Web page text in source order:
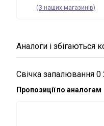
(З наших магазинів)
Аналоги і збігаються
Свічка запалювання 0
Пропозиції по аналогам